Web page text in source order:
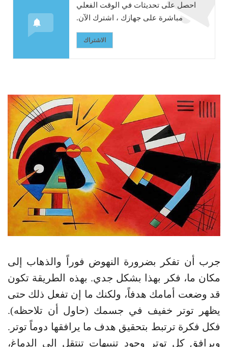
احصل على تحديثات في الوقت الفعلي
مباشرة على جهازك ، اشترك الآن.
الاشتراك
جرب أن تفكر بضرورة النهوض فوراً والذهاب إلى
مكان ما، فكر بهذا بشكل جدي. بهذه الطريقة تكون
قد وضعت أمامك هدفاً، ولكنك ما إن تفعل ذلك حتى
يظهر توتر خفيف في جسمك (حاول أن تلاحظه).
فكل فكرة ترتبط بتحقيق هدف ما يرافقها دوماً توتر.
ويرافق كل توتر وجود تنبيهات تنتقل إلى الدماغ،